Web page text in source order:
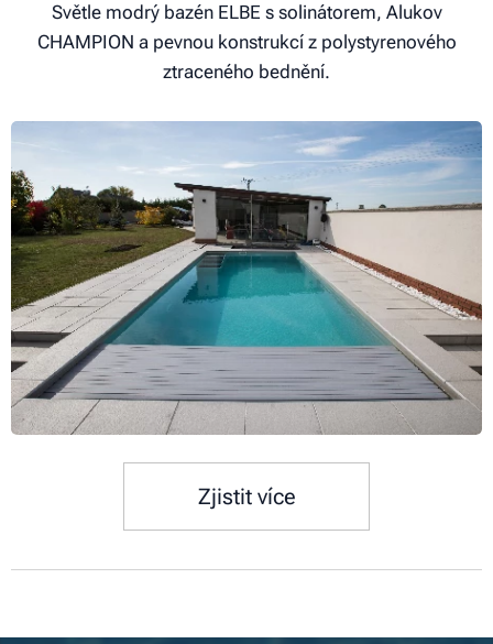
Světle modrý bazén ELBE s solinátorem, Alukov
CHAMPION a pevnou konstrukcí z polystyrenového
ztraceného bednění.
Zjistit více